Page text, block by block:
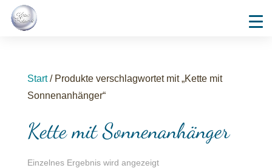
Start/ Produkte verschlagwortet mit „Kette mit
Sonnenanhänger“
Kette mit Sonnenanhänger
Einzelnes Ergebnis wird angezeigt